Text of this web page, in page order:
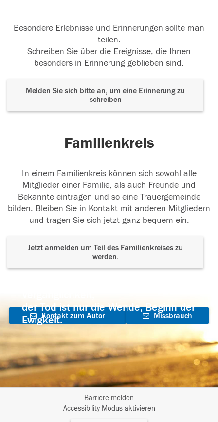
Besondere Erlebnisse und Erinnerungen sollte man
teilen.
Schreiben Sie über die Ereignisse, die Ihnen
besonders in Erinnerung geblieben sind.
Melden Sie sich bitte an, um eine Erinnerung zu
schreiben
Familienkreis
In einem Familienkreis können sich sowohl alle
Mitglieder einer Familie, als auch Freunde und
Bekannte eintragen und so eine Trauergemeinde
bilden. Bleiben Sie in Kontakt mit anderen Mitgliedern
und tragen Sie sich jetzt ganz bequem ein.
Jetzt anmelden um Teil des Familienkreises zu
werden.
der Tod ist nur die Wende, Beginn der
Ewigkeit.
Kontakt zum Autor
aufnehmen
Missbrauch
Barriere melden
Accessibility-Modus aktivieren